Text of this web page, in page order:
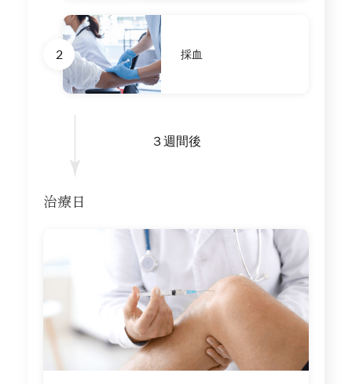
2 採血
３週間後
治療日